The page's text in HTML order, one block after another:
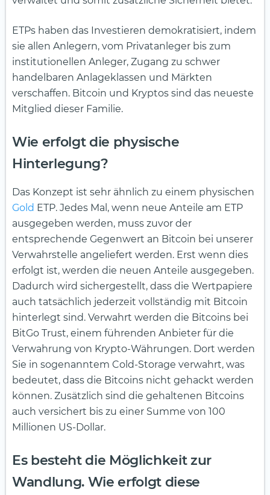
ETPs haben das Investieren demokratisiert, indem
sie allen Anlegern, vom Privatanleger bis zum
institutionellen Anleger, Zugang zu schwer
handelbaren Anlageklassen und Märkten
verschaffen. Bitcoin und Kryptos sind das neueste
Mitglied dieser Familie.
Wie erfolgt die physische
Hinterlegung?
Das Konzept ist sehr ähnlich zu einem physischen
Gold ETP. Jedes Mal, wenn neue Anteile am ETP
ausgegeben werden, muss zuvor der
entsprechende Gegenwert an Bitcoin bei unserer
Verwahrstelle angeliefert werden. Erst wenn dies
erfolgt ist, werden die neuen Anteile ausgegeben.
Dadurch wird sichergestellt, dass die Wertpapiere
auch tatsächlich jederzeit vollständig mit Bitcoin
hinterlegt sind. Verwahrt werden die Bitcoins bei
BitGo Trust, einem führenden Anbieter für die
Verwahrung von Krypto-Währungen. Dort werden
Sie in sogenanntem Cold-Storage verwahrt, was
bedeutet, dass die Bitcoins nicht gehackt werden
können. Zusätzlich sind die gehaltenen Bitcoins
auch versichert bis zu einer Summe von 100
Millionen US-Dollar.
Es besteht die Möglichkeit zur
Wandlung. Wie erfolgt diese